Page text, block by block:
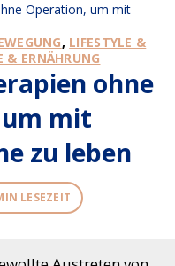
Operation, um mit
, LIFESTYLE &
& ERNÄHRUNG
ohne
mit
zu leben
LESEZEIT